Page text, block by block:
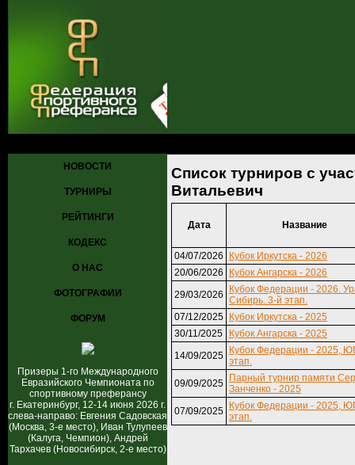
НОВОСТИ
ТУРНИРЫ
РЕЙТИНГИ
КОДЕКС
О НАС
ФОТОГРАФИИ
ФОРУМ
Призеры 1-го Международного
Евразийского Чемпионата по
спортивному преферансу
г. Екатеринбург, 12-14 июня 2026 г.
слева-направо: Евгения Садовская
(Москва, 3-е место), Иван Тулупеев
(Калуга, Чемпион), Андрей
Тархачев (Новосибирск, 2-е место)
Список турниров с
Витальевич
Дата Название
04/07/2026
Кубок Иркутска - 2026
20/06/2026
Кубок Ангарска - 2026
29/03/2026
Кубок Федерации - 2026.
Сибирь. 3-й этап.
07/12/2025
Кубок Иркутска - 2025
30/11/2025
Кубок Ангарска - 2025
14/09/2025
Кубок Федерации - 2025,
этап.
09/09/2025
Парный турнир памяти
Занченко - 2025
07/09/2025
Кубок Федерации - 2025,
этап.